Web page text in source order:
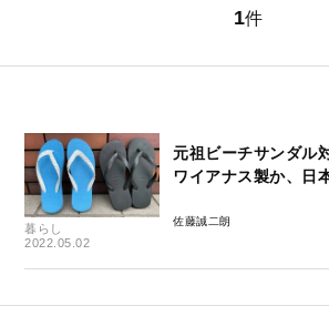
1件
暮らし
2022.05.02
元祖ビーチサンダル
ワイアナス製か、日
佐藤誠二朗